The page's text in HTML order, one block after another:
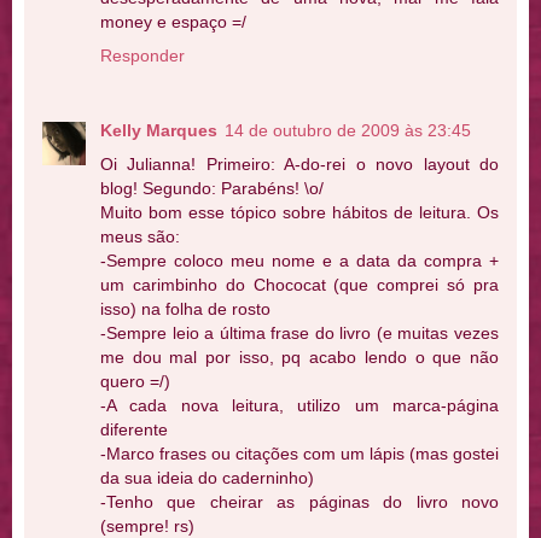
money e espaço =/
Responder
Kelly Marques 14 de outubro de 2009 às 23:45
Oi Julianna! Primeiro: A-do-rei o novo layout do
blog! Segundo: Parabéns! \o/
Muito bom esse tópico sobre hábitos de leitura. Os
meus são:
-Sempre coloco meu nome e a data da compra +
um carimbinho do Chococat (que comprei só pra
isso) na folha de rosto
-Sempre leio a última frase do livro (e muitas vezes
me dou mal por isso, pq acabo lendo o que não
quero =/)
-A cada nova leitura, utilizo um marca-página
diferente
-Marco frases ou citações com um lápis (mas gostei
da sua ideia do caderninho)
-Tenho que cheirar as páginas do livro novo
(sempre! rs)